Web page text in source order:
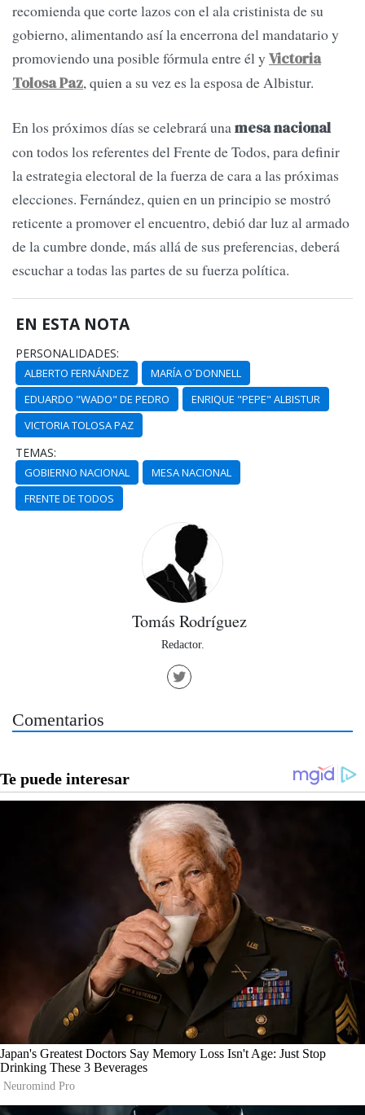
recomienda que corte lazos con el ala cristinista de su
gobierno, alimentando así la encerrona del mandatario y
promoviendo una posible fórmula entre él y Victoria
Tolosa Paz, quien a su vez es la esposa de Albistur.
En los próximos días se celebrará una mesa nacional
con todos los referentes del Frente de Todos, para definir
la estrategia electoral de la fuerza de cara a las próximas
elecciones. Fernández, quien en un principio se mostró
reticente a promover el encuentro, debió dar luz al armado
de la cumbre donde, más allá de sus preferencias, deberá
escuchar a todas las partes de su fuerza política.
EN ESTA NOTA
PERSONALIDADES:
ALBERTO FERNÁNDEZ
MARÍA O´DONNELL
EDUARDO "WADO" DE PEDRO
ENRIQUE "PEPE" ALBISTUR
VICTORIA TOLOSA PAZ
TEMAS:
GOBIERNO NACIONAL
MESA NACIONAL
FRENTE DE TODOS
Tomás Rodríguez
Redactor.
Comentarios